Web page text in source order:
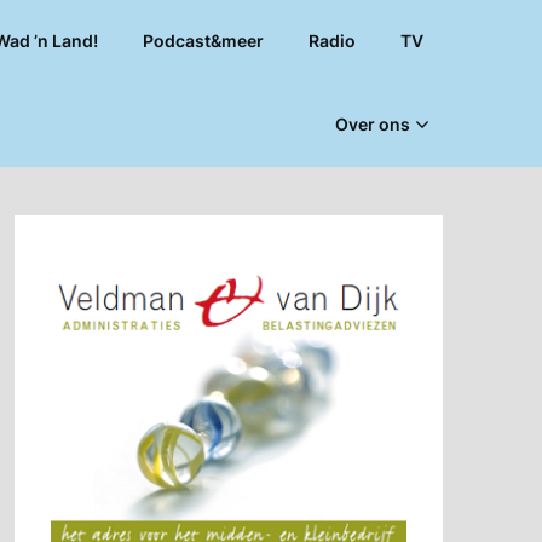
’n Land! Podcast&meer Radio TV
Over ons